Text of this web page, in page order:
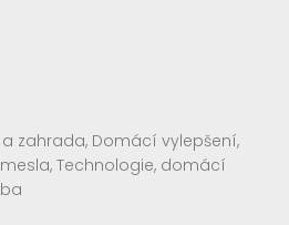
zahrada, Domácí vylepšení,
Technologie, domácí